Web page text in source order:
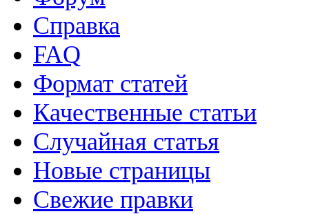
Справка
FAQ
Формат статей
Качественные статьи
Случайная статья
Новые страницы
Свежие правки